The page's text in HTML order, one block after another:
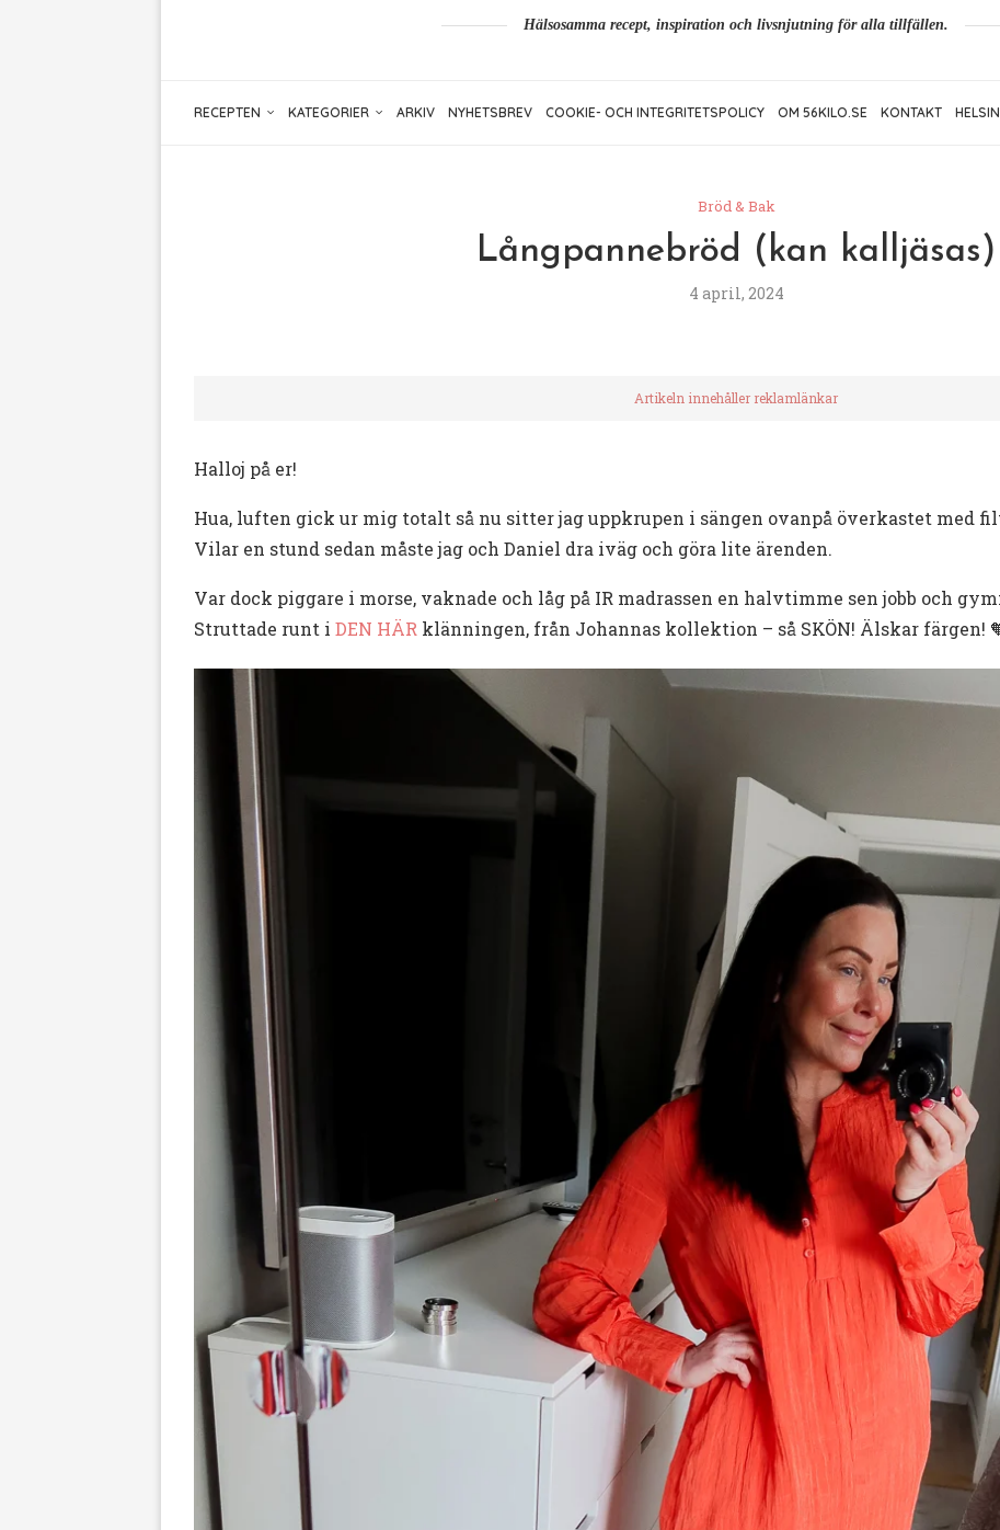
Hälsosamma recept, inspiration och livsnjutning för alla tillfällen.
RECEPTEN KATEGORIER ARKIV NYHETSBREV COOKIE- OCH INTEGRITETSPOLICY OM 56KILO.SE KONTAKT
Bröd & Bak
Långpannebröd (kan kalljäsas)
4 april, 2024
Artikeln innehåller reklamlänkar
Halloj på er!
Hua, luften gick ur mig totalt så nu sitter jag uppkrupen i sängen ovanpå överkastet med
Vilar en stund sedan måste jag och Daniel dra iväg och göra lite ärenden.
Var dock piggare i morse, vaknade och låg på IR madrassen en halvtimme sen jobb och
Struttade runt i DEN HÄR klänningen, från Johannas kollektion – så SKÖN! Älskar färgen!